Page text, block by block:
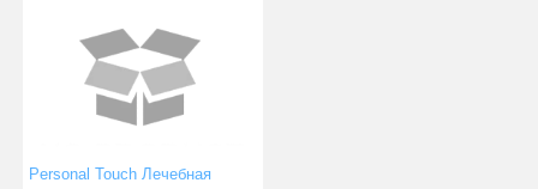
Personal Touch Лечебная